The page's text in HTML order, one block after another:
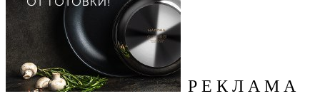
Р Е К Л А М А